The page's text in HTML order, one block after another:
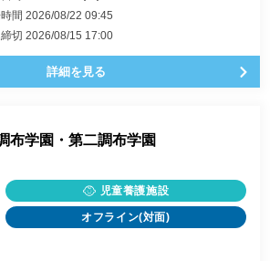
間 2026/08/22 09:45
切 2026/08/15 17:00
詳細を見る
布学園・第二調布学園
児童養護施設
オフライン(対面)